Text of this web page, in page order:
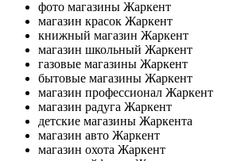
фото магазины Жаркент
магазин красок Жаркент
книжный магазин Жаркент
магазин школьный Жаркент
газовые магазины Жаркент
бытовые магазины Жаркент
магазин профессионал Жаркент
магазин радуга Жаркент
детские магазины Жаркента
магазин авто Жаркент
магазин охота Жаркент